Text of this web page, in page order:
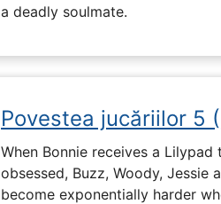
a deadly soulmate.
Povestea jucăriilor 5
When Bonnie receives a
obsessed, Buzz, Woody,
become exponentially harder